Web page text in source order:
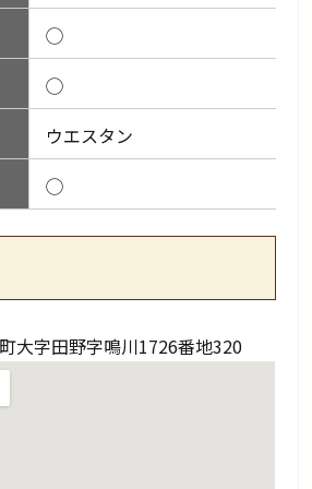
◯
◯
ウエスタン
◯
大字田野字鳴川1726番地320